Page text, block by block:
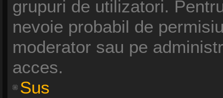
grupuri de utilizatori.
nevoie probabil de
moderator sau pe
acces.
Sus